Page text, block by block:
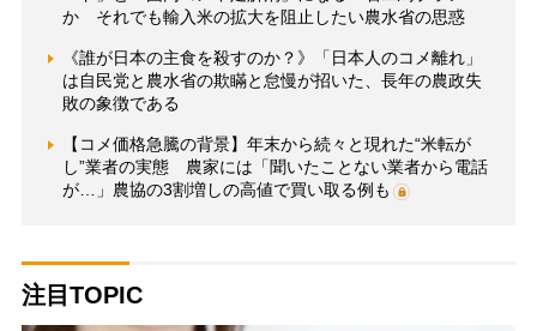
か それでも輸入米の拡大を阻止したい農水省の思惑
《誰が日本の主食を殺すのか？》「日本人のコメ離れ」
は自民党と農水省の欺瞞と怠慢が招いた、長年の農政失
敗の象徴である
【コメ価格急騰の背景】年末から続々と現れた“米転が
し”業者の実態 農家には「聞いたことない業者から電話
が…」農協の3割増しの高値で買い取る例も
注目TOPIC